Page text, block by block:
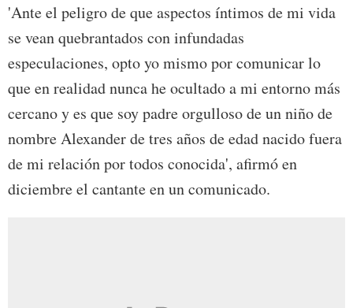
'Ante el peligro de que aspectos íntimos de mi vida
se vean quebrantados con infundadas
especulaciones, opto yo mismo por comunicar lo
que en realidad nunca he ocultado a mi entorno más
cercano y es que soy padre orgulloso de un niño de
nombre Alexander de tres años de edad nacido fuera
de mi relación por todos conocida', afirmó en
diciembre el cantante en un comunicado.